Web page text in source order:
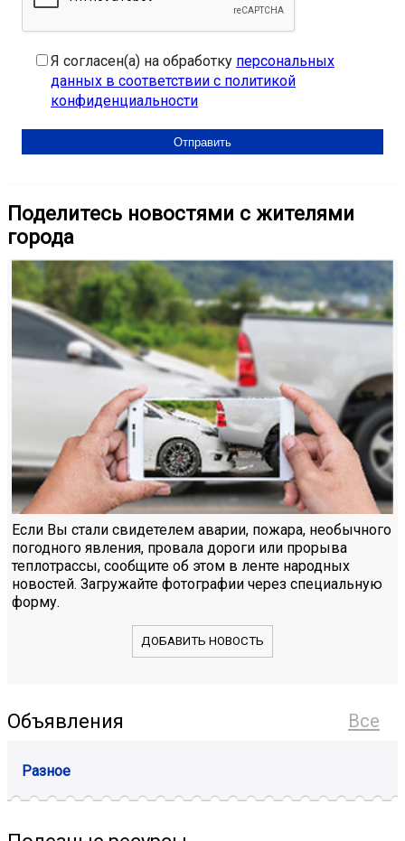
Я согласен(а) на обработку персональных
данных в соответствии с политикой
конфиденциальности
Поделитесь новостями с жителями
города
Если Вы стали свидетелем аварии, пожара, необычного
погодного явления, провала дороги или прорыва
теплотрассы, сообщите об этом в ленте народных
новостей. Загружайте фотографии через специальную
форму.
ДОБАВИТЬ НОВОСТЬ
Все
Объявления
Разное